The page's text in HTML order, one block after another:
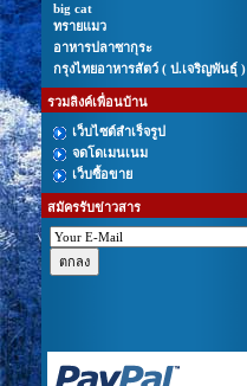
big cat
ทรายแมว
อาหารปลาซากุระ
กรุงไทยอาหารสัตว์ ( ป.เจริญพันธุ์ )
รวมลิงค์เพื่อนบ้าน
เว็บไซต์สำเร็จรูป
จดโดเมนเนม
เว็บซื้อขาย
สมัครรับข่าวสาร